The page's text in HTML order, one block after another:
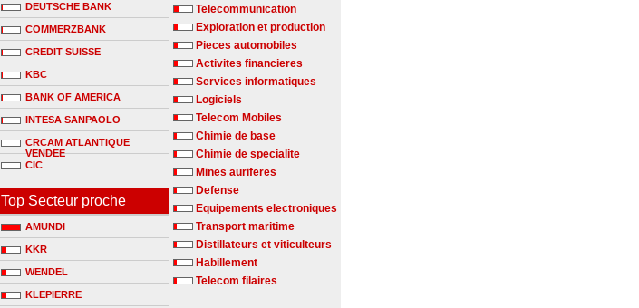
DEUTSCHE BANK
COMMERZBANK
CREDIT SUISSE
KBC
BANK OF AMERICA
INTESA SANPAOLO
CRCAM ATLANTIQUE
VENDEE
CIC
Top Secteur proche
AMUNDI
KKR
WENDEL
KLEPIERRE
Telecommunication
Exploration et production
Pieces automobiles
Activites financieres
Services informatiques
Logiciels
Telecom Mobiles
Chimie de base
Chimie de specialite
Mines auriferes
Defense
Equipements electroniques
Transport maritime
Distillateurs et viticulteurs
Habillement
Telecom filaires